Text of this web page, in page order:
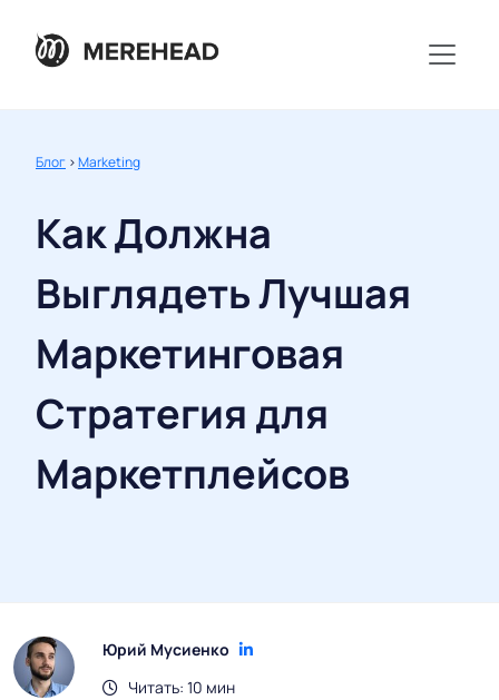
Блог >Marketing
Как Должна
Выглядеть Лучшая
Маркетинговая
Стратегия для
Маркетплейсов
Юрий Мусиенко
Читать: 10 мин